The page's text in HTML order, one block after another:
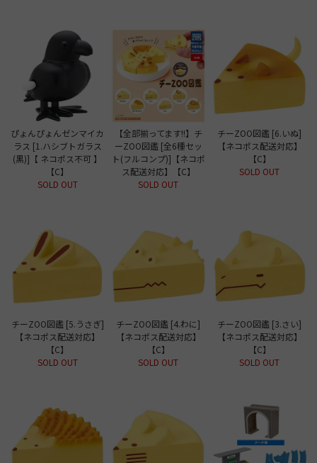
ぴょんぴょんゼンマイカ
ラス [1.ハシブトガラス
(黒)]【 ネコポス不可 】
【C】
SOLD OUT
【全部揃ってます!!】チ
ーZOO図鑑 [全6種セッ
ト(フルコンプ)]【ネコポ
ス配送対応】【C】
SOLD OUT
チーZOO図鑑 [6.いぬ]
【ネコポス配送対応】
【C】
SOLD OUT
チーZOO図鑑 [5.うさぎ]
【ネコポス配送対応】
【C】
SOLD OUT
チーZOO図鑑 [4.わに]
【ネコポス配送対応】
【C】
SOLD OUT
チーZOO図鑑 [3.さい]
【ネコポス配送対応】
【C】
SOLD OUT